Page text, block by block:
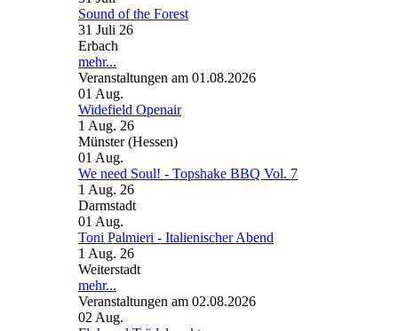
Sound of the Forest
31 Juli 26
Erbach
mehr...
Veranstaltungen am 01.08.2026
01 Aug.
Widefield Openair
1 Aug. 26
Münster (Hessen)
01 Aug.
We need Soul! - Topshake BBQ Vol. 7
1 Aug. 26
Darmstadt
01 Aug.
Toni Palmieri - Italienischer Abend
1 Aug. 26
Weiterstadt
mehr...
Veranstaltungen am 02.08.2026
02 Aug.